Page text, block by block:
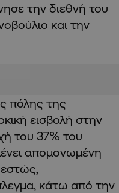
την διεθνή του
και την
πόλης της
εισβολή στην
του 37% του
απομονωμένη
κάτω από την